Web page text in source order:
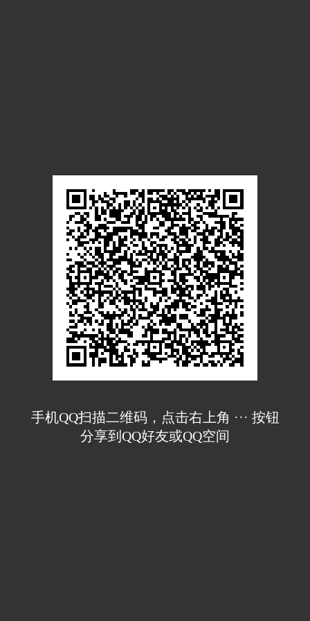
手机QQ扫描二维码，点击右上角 ··· 按钮
分享到QQ好友或QQ空间